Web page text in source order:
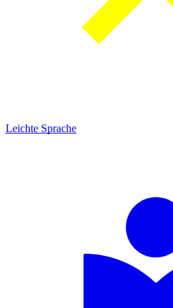
Leichte Sprache